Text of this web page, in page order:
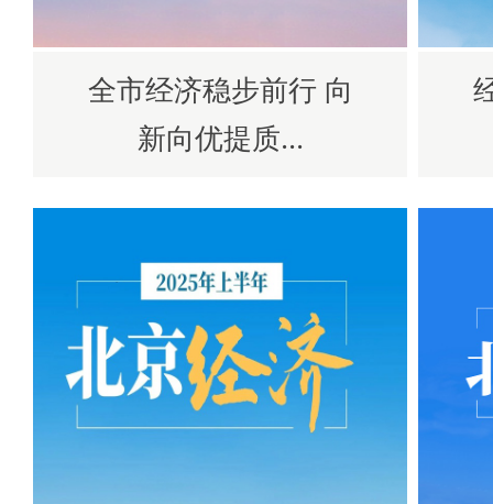
全市经济稳步前行 向
新向优提质...